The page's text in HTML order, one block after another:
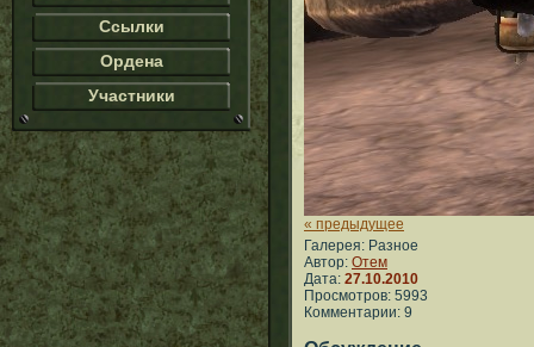
Ссылки
Ордена
Участники
« предыдущее
Галерея: Разное
Автор: Отем
Дата: 27.10.2010
Просмотров: 5993
Комментарии: 9